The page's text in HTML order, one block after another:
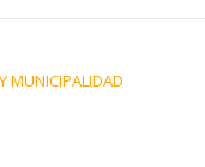
MUNICIPALIDAD